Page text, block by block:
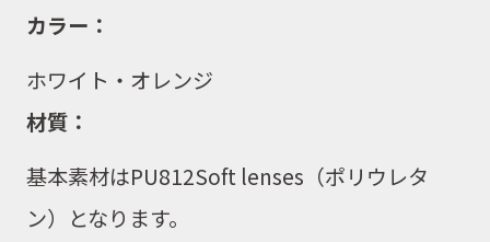
カラー：
ホワイト・オレンジ
材質：
基本素材はPU812Soft lenses（ポリウレタ
ン）となります。